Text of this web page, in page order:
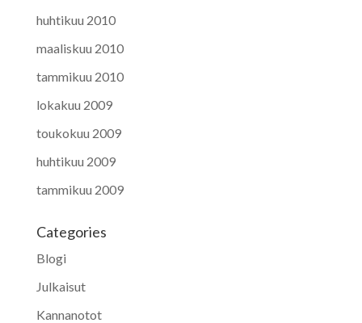
huhtikuu 2010
maaliskuu 2010
tammikuu 2010
lokakuu 2009
toukokuu 2009
huhtikuu 2009
tammikuu 2009
Categories
Blogi
Julkaisut
Kannanotot